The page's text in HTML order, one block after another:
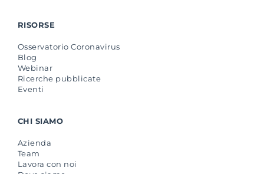
RISORSE
Osservatorio Coronavirus
Blog
Webinar
Ricerche pubblicate
Eventi
CHI SIAMO
Azienda
Team
Lavora con noi